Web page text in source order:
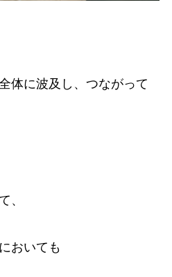
体に波及し、つながって
、
おいても